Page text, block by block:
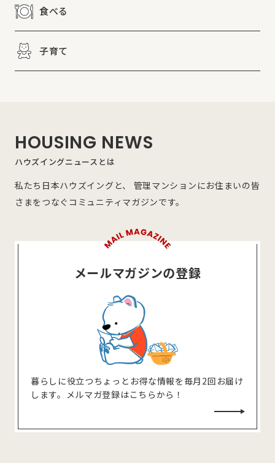
食べる
子育て
HOUSING NEWS
ハウズイングニュースとは
私たち日本ハウズイングと、 管理マンションにお住まいの皆
さまをつなぐコミュニティマガジンです。
メールマガジンの登録
暮らしに役⽴つちょっとお得な情報を毎⽉2回お届け
します。メルマガ登録はこちらから！